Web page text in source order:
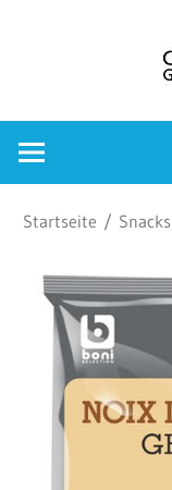
Club
Startseite / Snacks